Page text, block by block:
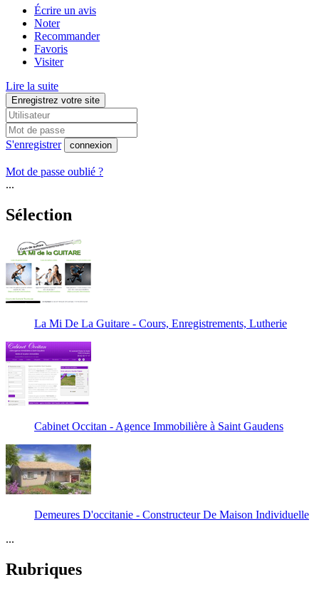
Écrire un avis
Noter
Recommander
Favoris
Visiter
Lire la suite
Enregistrez votre site
S'enregistrer connexion
Mot de passe oublié ?
...
Sélection
La Mi De La Guitare - Cours, Enregistrements, Lutherie
Cabinet Occitan - Agence Immobilière à Saint Gaudens
Demeures D'occitanie - Constructeur De Maison Individuelle
...
Rubriques